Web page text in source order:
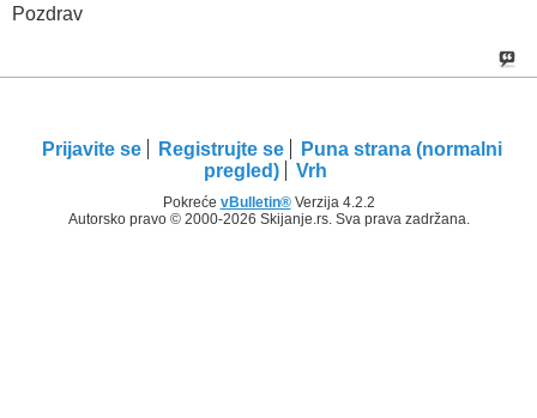
Pozdrav
Prijavite se Registrujte se
Puna strana (normalni
pregled)
Vrh
Pokreće vBulletin®Verzija 4.2.2
Autorsko pravo © 2000-2026 Skijanje.rs. Sva prava zadržana.